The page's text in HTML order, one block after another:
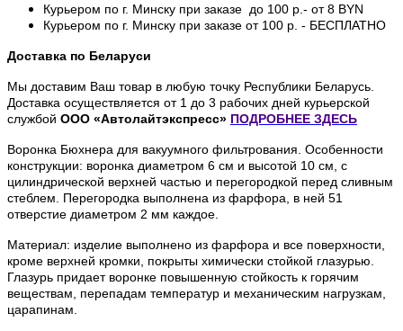
Курьером по г. Минску при заказе до 100 р.- от 8 BYN
Курьером по г. Минску при заказе от 100 р. - БЕСПЛАТНО
Доставка по Беларуси
Мы доставим Ваш товар в любую точку Республики Беларусь.
Доставка осуществляется от 1 до 3 рабочих дней курьерской
службой ООО «Автолайтэкспресс» ПОДРОБНЕЕ ЗДЕСЬ
Воронка Бюхнера для вакуумного фильтрования. Особенности
конструкции: воронка диаметром 6 см и высотой 10 см, с
цилиндрической верхней частью и перегородкой перед сливным
стеблем. Перегородка выполнена из фарфора, в ней 51
отверстие диаметром 2 мм каждое.
Материал: изделие выполнено из фарфора и все поверхности,
кроме верхней кромки, покрыты химически стойкой глазурью.
Глазурь придает воронке повышенную стойкость к горячим
веществам, перепадам температур и механическим нагрузкам,
царапинам.